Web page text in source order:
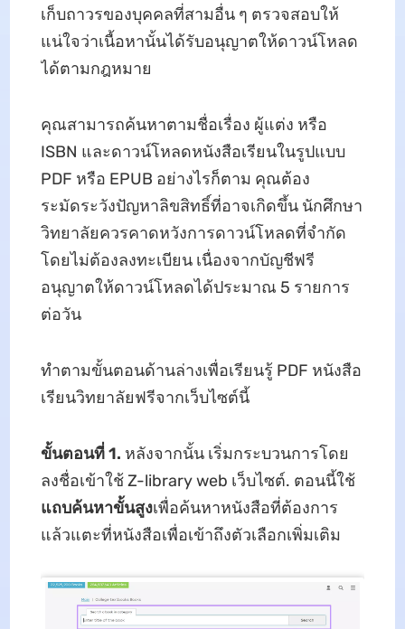
เก็บถาวรของบุคคลที่สามอื่น ๆ ตรวจสอบให้
แน่ใจว่าเนื้อหานั้นได้รับอนุญาตให้ดาวน์โหลด
ได้ตามกฎหมาย
คุณสามารถค้นหาตามชื่อเรื่อง ผู้แต่ง หรือ
ISBN และดาวน์โหลดหนังสือเรียนในรูปแบบ
PDF หรือ EPUB อย่างไรก็ตาม คุณต้อง
ระมัดระวังปัญหาลิขสิทธิ์ที่อาจเกิดขึ้น นักศึกษา
วิทยาลัยควรคาดหวังการดาวน์โหลดที่จํากัด
โดยไม่ต้องลงทะเบียน เนื่องจากบัญชีฟรี
อนุญาตให้ดาวน์โหลดได้ประมาณ 5 รายการ
ต่อวัน
ทําตามขั้นตอนด้านล่างเพื่อเรียนรู้ PDF หนังสือ
เรียนวิทยาลัยฟรีจากเว็บไซต์นี้
ขั้นตอนที่ 1. หลังจากนั้น เริ่มกระบวนการโดย
ลงชื่อเข้าใช้ Z-library web เว็บไซต์. ตอนนี้ใช้
แถบค้นหาขั้นสูงเพื่อค้นหาหนังสือที่ต้องการ
แล้วแตะที่หนังสือเพื่อเข้าถึงตัวเลือกเพิ่มเติม